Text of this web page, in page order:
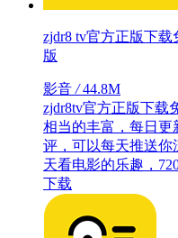
zjdr8 tv官方正版下
版
影音 /44.8M
zjdr8tv官方正版下载
相当的丰富，每日更
评，可以每天推送你
天看电影的乐趣，
下载